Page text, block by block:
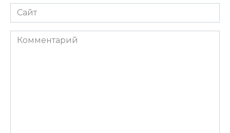
Сайт
Комментарий